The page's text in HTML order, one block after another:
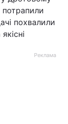
похвалили
Реклама